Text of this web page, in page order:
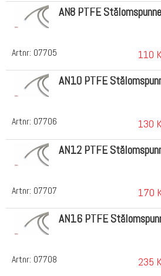
Artnr: 07705
AN8 PTFE
110
Artnr: 07706
AN10 PTFE
130
Artnr: 07707
AN12 PTFE
170
Artnr: 07708
AN16 PTFE
235